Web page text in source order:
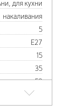
для кухни
накаливания
5
E27
15
35
58
Латунь